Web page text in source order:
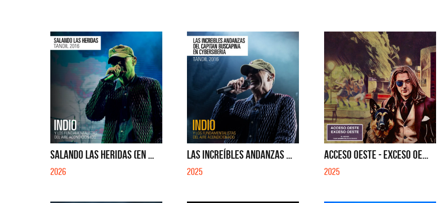
SALANDO LAS HERIDAS (EN ...
2026
LAS INCREÍBLES ANDANZAS ...
2025
ACCESO OESTE - EXCESO OE...
2025